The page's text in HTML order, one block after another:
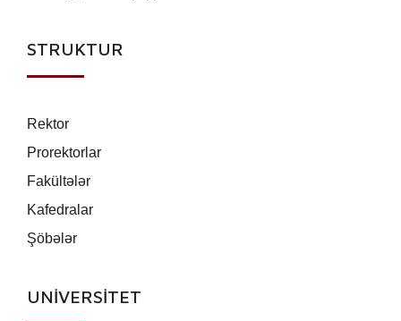
STRUKTUR
Rektor
Prorektorlar
Fakültələr
Kafedralar
Şöbələr
UNİVERSİTET